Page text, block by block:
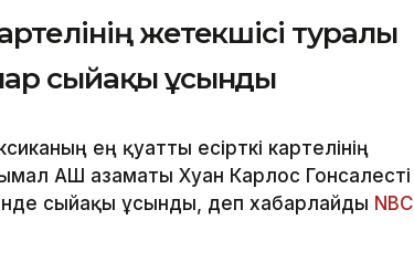
жетекшісі туралы
сыйақы ұсынды
ең қуатты есірткі картелінің
АҚШ азаматы Хуан Карлос Гонсалесті
сыйақы ұсынды, деп хабарлайды NBC